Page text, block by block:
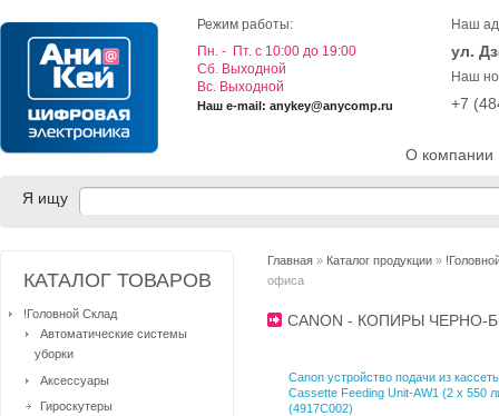
О компании
Режим работы:
Пн. - Пт. с 10:00 до 19:00
Cб. Выходной
Вс. Выходной
Наш e-mail: anykey@anycomp.ru
Наш
ул.
Наш
+7
Я ищу
Главная » Каталог продукции »
офиса
CANON - КОПИРЫ
Canon устройство подачи из
Cassette Feeding Unit-AW1 (2 x 550
(4917C002)
КАТАЛОГ ТОВАРОВ
!Головной Склад
Автоматические системы
уборки
Аксессуары
Гироскутеры